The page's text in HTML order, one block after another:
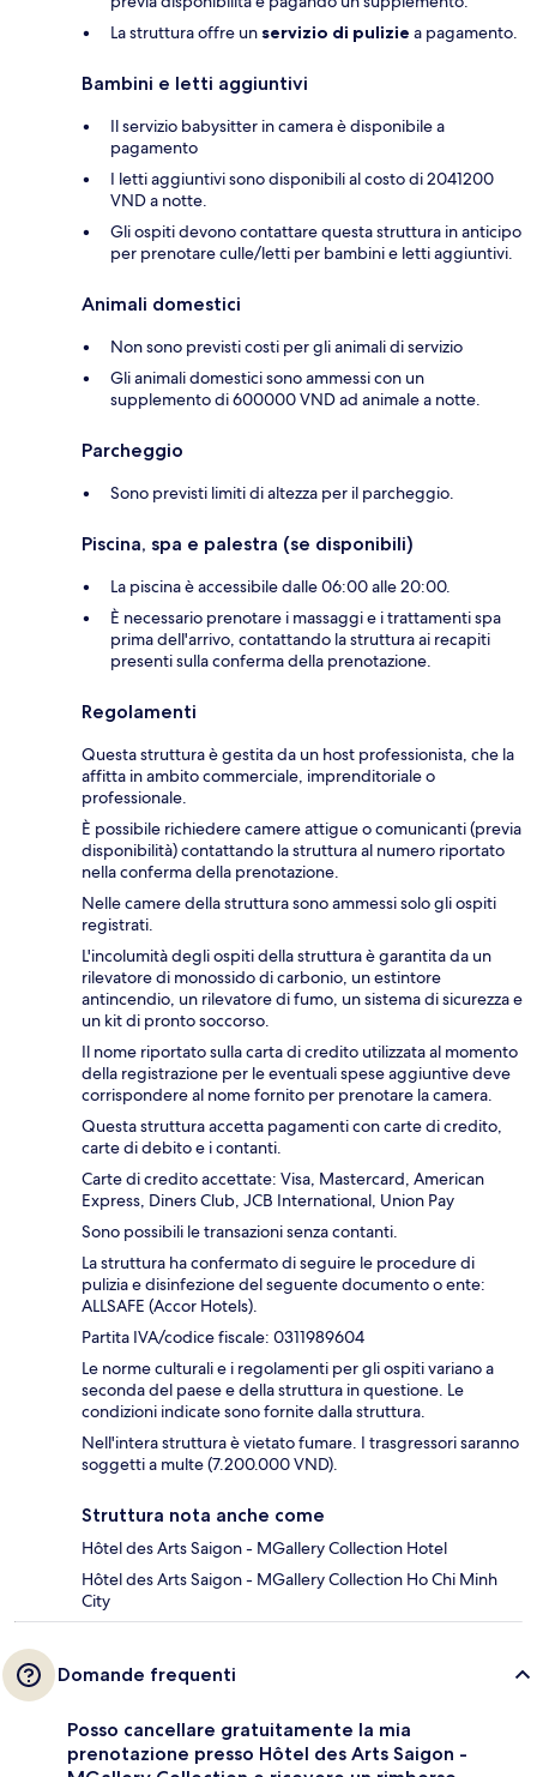
La struttura offre un servizio di pulizie a pagamento.
Bambini e letti aggiuntivi
Il servizio babysitter in camera è disponibile a
pagamento
I letti aggiuntivi sono disponibili al costo di 2041200
VND a notte.
Gli ospiti devono contattare questa struttura in anticipo
per prenotare culle/letti per bambini e letti aggiuntivi.
Animali domestici
Non sono previsti costi per gli animali di servizio
Gli animali domestici sono ammessi con un
supplemento di 600000 VND ad animale a notte.
Parcheggio
Sono previsti limiti di altezza per il parcheggio.
Piscina, spa e palestra (se disponibili)
La piscina è accessibile dalle 06:00 alle 20:00.
È necessario prenotare i massaggi e i trattamenti spa
prima dell'arrivo, contattando la struttura ai recapiti
presenti sulla conferma della prenotazione.
Regolamenti
Questa struttura è gestita da un host professionista, che la
affitta in ambito commerciale, imprenditoriale o
professionale.
È possibile richiedere camere attigue o comunicanti (previa
disponibilità) contattando la struttura al numero riportato
nella conferma della prenotazione.
Nelle camere della struttura sono ammessi solo gli ospiti
registrati.
L'incolumità degli ospiti della struttura è garantita da un
rilevatore di monossido di carbonio, un estintore
antincendio, un rilevatore di fumo, un sistema di sicurezza e
un kit di pronto soccorso.
Il nome riportato sulla carta di credito utilizzata al momento
della registrazione per le eventuali spese aggiuntive deve
corrispondere al nome fornito per prenotare la camera.
Questa struttura accetta pagamenti con carte di credito,
carte di debito e i contanti.
Carte di credito accettate: Visa, Mastercard, American
Express, Diners Club, JCB International, Union Pay
Sono possibili le transazioni senza contanti.
La struttura ha confermato di seguire le procedure di
pulizia e disinfezione del seguente documento o ente:
ALLSAFE (Accor Hotels).
Partita IVA/codice fiscale: 0311989604
Le norme culturali e i regolamenti per gli ospiti variano a
seconda del paese e della struttura in questione. Le
condizioni indicate sono fornite dalla struttura.
Nell'intera struttura è vietato fumare. I trasgressori saranno
soggetti a multe (7.200.000 VND).
Struttura nota anche come
Hôtel des Arts Saigon - MGallery Collection Hotel
Hôtel des Arts Saigon - MGallery Collection Ho Chi Minh
City
Domande frequenti
Posso cancellare gratuitamente la mia
prenotazione presso Hôtel des Arts Saigon -